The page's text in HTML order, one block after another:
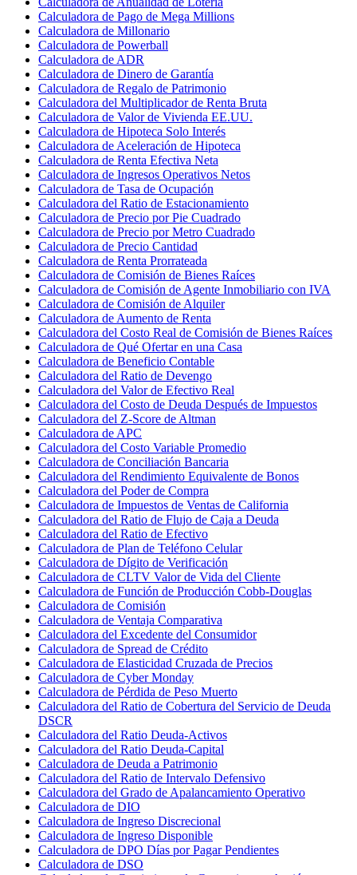
Calculadora de Pago de Mega Millions
Calculadora de Millonario
Calculadora de Powerball
Calculadora de ADR
Calculadora de Dinero de Garantía
Calculadora de Regalo de Patrimonio
Calculadora del Multiplicador de Renta Bruta
Calculadora de Valor de Vivienda EE.UU.
Calculadora de Hipoteca Solo Interés
Calculadora de Aceleración de Hipoteca
Calculadora de Renta Efectiva Neta
Calculadora de Ingresos Operativos Netos
Calculadora de Tasa de Ocupación
Calculadora del Ratio de Estacionamiento
Calculadora de Precio por Pie Cuadrado
Calculadora de Precio por Metro Cuadrado
Calculadora de Precio Cantidad
Calculadora de Renta Prorrateada
Calculadora de Comisión de Bienes Raíces
Calculadora de Comisión de Agente Inmobiliario con IVA
Calculadora de Comisión de Alquiler
Calculadora de Aumento de Renta
Calculadora del Costo Real de Comisión de Bienes Raíces
Calculadora de Qué Ofertar en una Casa
Calculadora de Beneficio Contable
Calculadora del Ratio de Devengo
Calculadora del Valor de Efectivo Real
Calculadora del Costo de Deuda Después de Impuestos
Calculadora del Z-Score de Altman
Calculadora de APC
Calculadora del Costo Variable Promedio
Calculadora de Conciliación Bancaria
Calculadora del Rendimiento Equivalente de Bonos
Calculadora del Poder de Compra
Calculadora de Impuestos de Ventas de California
Calculadora del Ratio de Flujo de Caja a Deuda
Calculadora del Ratio de Efectivo
Calculadora de Plan de Teléfono Celular
Calculadora de Dígito de Verificación
Calculadora de CLTV Valor de Vida del Cliente
Calculadora de Función de Producción Cobb-Douglas
Calculadora de Comisión
Calculadora de Ventaja Comparativa
Calculadora del Excedente del Consumidor
Calculadora de Spread de Crédito
Calculadora de Elasticidad Cruzada de Precios
Calculadora de Cyber Monday
Calculadora de Pérdida de Peso Muerto
Calculadora del Ratio de Cobertura del Servicio de Deuda
DSCR
Calculadora del Ratio Deuda-Activos
Calculadora del Ratio Deuda-Capital
Calculadora de Deuda a Patrimonio
Calculadora del Ratio de Intervalo Defensivo
Calculadora del Grado de Apalancamiento Operativo
Calculadora de DIO
Calculadora de Ingreso Discrecional
Calculadora de Ingreso Disponible
Calculadora de DPO Días por Pagar Pendientes
Calculadora de DSO